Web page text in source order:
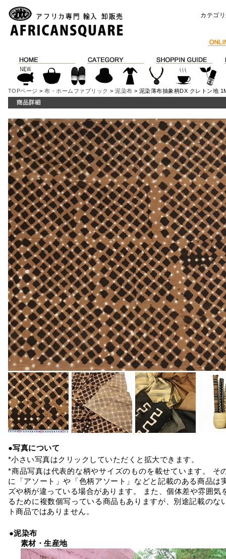
カテゴ
TOPページ >布・ホームファブリック >泥染布 > 泥染薄布抽象柄DX クレトン地
●写真について
*小さい写真はクリックしていただくと拡大できます。
*商品写真は代表的な柄やサイズのものを載せています。 そ
に「アソート」や「色柄アソート」などと記載のある商品は
ズや柄が違っている場合があります。 また、個体差や雰囲気
るために複数個写っている商品もありますが、別途記載のな
ト商品ではありません。
●泥染布
素材・生産地